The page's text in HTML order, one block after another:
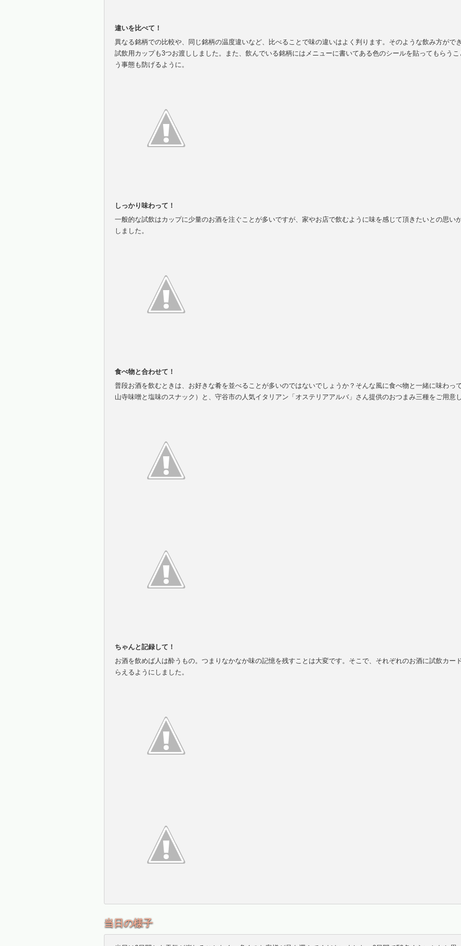
違いを比べて！
異なる銘柄での比較や、同じ銘柄の温度違いなど、比べることで味の違いはよく判ります。そのような飲み方がで
試飲用カップも3つお渡ししました。また、飲んでいる銘柄にはメニューに書いてある色のシールを貼ってもらう
う事態も防げるように。
しっかり味わって！
一般的な試飲はカップに少量のお酒を注ぐことが多いですが、家やお店で飲むように味を感じて頂きたいとの思い
しました。
食べ物と合わせて！
普段お酒を飲むときは、お好きな肴を並べることが多いのではないでしょうか？そんな風に食べ物と一緒に味わっ
山寺味噌と塩味のスナック）と、守谷市の人気イタリアン「オステリアアルバ」さん提供のおつまみ三種をご用意し
ちゃんと記録して！
お酒を飲めば人は酔うもの。つまりなかなか味の記憶を残すことは大変です。そこで、それぞれのお酒に試飲カー
らえるようにしました。
当日の様子